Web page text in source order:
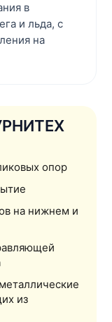
в
и льда, с
на
опор
на нижнем и
из